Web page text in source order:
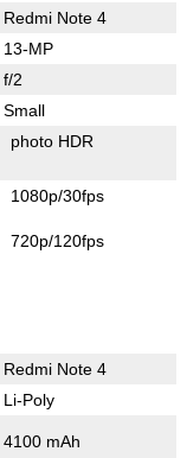
Redmi Note 4
13-MP
f/2
Small
photo HDR
1080p/30fps
720p/120fps
Redmi Note 4
Li-Poly
4100 mAh